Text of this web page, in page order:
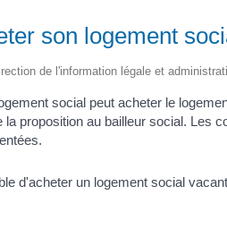
son logement
de l'information légale et
social peut acheter le
la proposition au bailleur social. Les
d'acheter un logement social